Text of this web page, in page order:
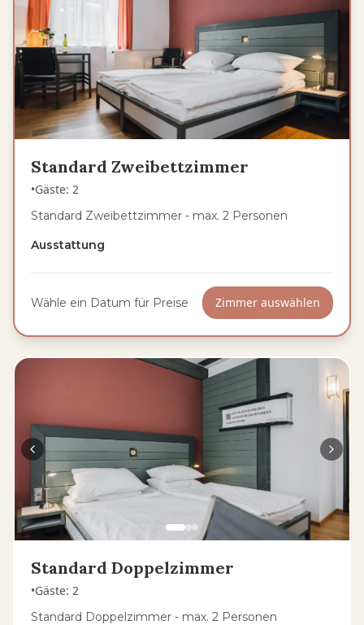
Standard Zweibettzimmer
•Gäste: 2
Standard Zweibettzimmer - max. 2 Personen
Ausstattung
Wähle ein Datum für Preise Zimmer auswählen
Standard Doppelzimmer
•Gäste: 2
Standard Doppelzimmer - max. 2 Personen